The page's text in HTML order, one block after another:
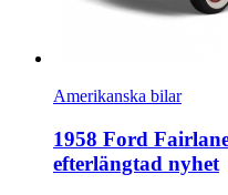
Amerikanska bilar
1958 Ford
efterlängtad nyhet